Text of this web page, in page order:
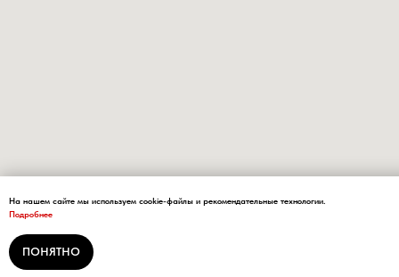
На нашем сайте мы используем cookie-файлы и рекомендательные технологии.
Подробнее
ПОНЯТНО